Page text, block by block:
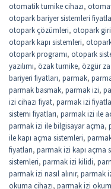
otomatik turnike cihazı,
otopark bariyer sistemleri
otopark çözümleri, otopark
otopark kapı sistemleri,
otopark programı, otopark
yazılımı, özak turnike, özgür
bariyeri fiyatları, parmak,
parmak basmak, parmak izi,
izi cihazı fiyat, parmak izi
sistemi fiyatları, parmak izi ile
parmak izi ile bilgisayar açma,
ile kapı açma sistemleri,
fiyatları, parmak izi kapı açma
sistemleri, parmak izi kilidi,
parmak izi nasıl alınır, parmak
okuma cihazı, parmak izi